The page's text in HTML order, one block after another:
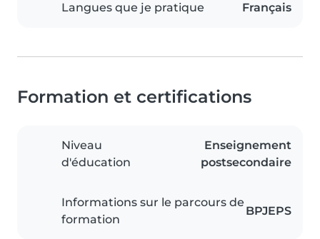
Langues que je pratique Français
Formation et certifications
Niveau
d'éducation
Enseignement
postsecondaire
Informations sur le parcours de
formation
BPJEPS